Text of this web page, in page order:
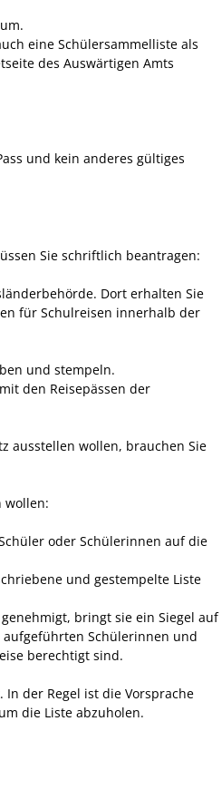
eine Schülersammelliste als
des Auswärtigen Amts
und kein anderes gültiges
Sie schriftlich beantragen:
Dort erhalten Sie
für Schulreisen innerhalb der
und stempeln.
den Reisepässen der
ausstellen wollen, brauchen Sie
wollen:
oder Schülerinnen auf die
und gestempelte Liste
bringt sie ein Siegel auf
aufgeführten Schülerinnen und
berechtigt sind.
der Regel ist die Vorsprache
die Liste abzuholen.